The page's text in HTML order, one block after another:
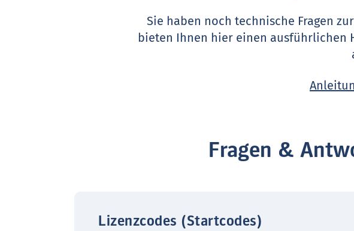
Sie haben noch technische Fragen zur
bieten Ihnen hier einen ausführlichen
Fragen &
Lizenzcodes (Startcodes)